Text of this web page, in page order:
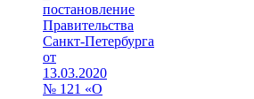
постановление
Правительства
Санкт‑Петербурга
от
13.03.2020
№ 121 «О